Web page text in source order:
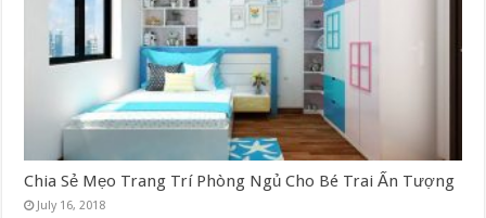
Chia Sẻ Mẹo Trang Trí Phòng Ngủ Cho Bé Trai Ấn Tượng
July 16, 2018